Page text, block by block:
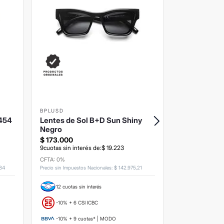
BPLUSD
Lentes de Sol B+D Sun Shiny
Negro
$173.000
9cuotas sin interés de:$ 19.223
CFTA: 0%
Precio sin Impuestos Nacionales:$ 142 .975,21
12 cuotas sin interés
-10% + 6 CSI ICBC
-10% + 9 cuotas* | MODO